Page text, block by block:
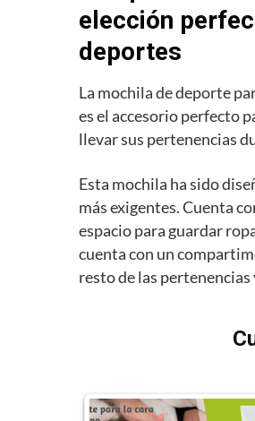
elección
deportes
La mochila de deporte
es el accesorio perfecto
llevar sus pertenencias
Esta mochila ha sido
más exigentes. Cuenta
espacio para guardar
cuenta con un
resto de las